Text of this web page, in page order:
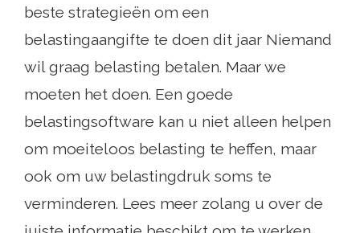
beste strategieën om een ​​
belastingaangifte te doen dit jaar Niemand
wil graag belasting betalen. Maar we
moeten het doen. Een goede
belastingsoftware kan u niet alleen helpen
om moeiteloos belasting te heffen, maar
ook om uw belastingdruk soms te
verminderen. Lees meer zolang u over de